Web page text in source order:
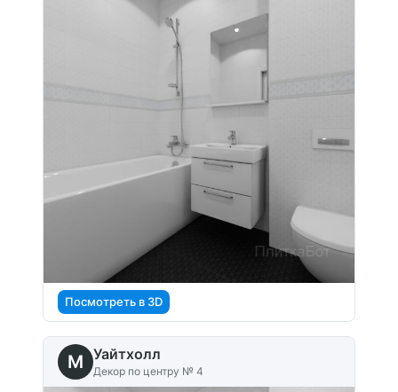
Посмотреть в 3D
M Уайтхолл
Декор по центру № 4